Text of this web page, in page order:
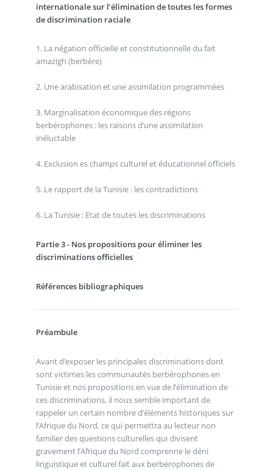
internationale sur l’élimination de toutes les formes
de discrimination raciale
1. La négation officielle et constitutionnelle du fait
amazigh (berbère)
2. Une arabisation et une assimilation programmées
3. Marginalisation économique des régions
berbérophones : les raisons d’une assimilation
inéluctable
4. Exclusion es champs culturel et éducationnel officiels
5. Le rapport de la Tunisie : les contradictions
6. La Tunisie : Etat de toutes les discriminations
Partie 3 - Nos propositions pour éliminer les
discriminations officielles
Références bibliographiques
Préambule
Avant d’exposer les principales discriminations dont
sont victimes les communautés berbérophones en
Tunisie et nos propositions en vue de l’élimination de
ces discriminations, il nous semble important de
rappeler un certain nombre d’éléments historiques sur
l’Afrique du Nord, ce qui permettra au lecteur non
familier des questions culturelles qui divisent
gravement l’Afrique du Nord comprenne le déni
linguistique et culturel fait aux berbérophones de